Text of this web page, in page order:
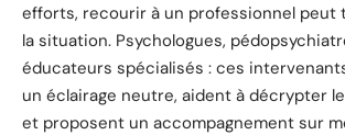
efforts, recourir à un professionnel peut
la situation. Psychologues,
éducateurs spécialisés : ces
un éclairage neutre, aident à décrypter
et proposent un accompagnement sur